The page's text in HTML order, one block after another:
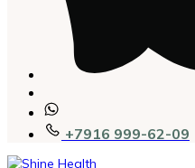
+7916 999-62-09